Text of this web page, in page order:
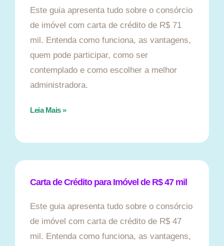
Este guia apresenta tudo sobre o consórcio
de imóvel com carta de crédito de R$ 71
mil. Entenda como funciona, as vantagens,
quem pode participar, como ser
contemplado e como escolher a melhor
administradora.
Leia Mais »
Carta de Crédito para Imóvel de R$ 47 mil
Este guia apresenta tudo sobre o consórcio
de imóvel com carta de crédito de R$ 47
mil. Entenda como funciona, as vantagens,